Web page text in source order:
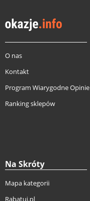
O nas
Kontakt
Program Wiarygodne Opinie
Ranking sklepów
Na Skróty
Mapa kategorii
Rabatuj.pl